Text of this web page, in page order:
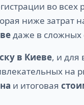
во
ниже затрат
даже в сложных
в Киеве, и для
на
и итоговая